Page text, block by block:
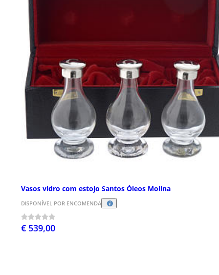
Vasos vidro com estojo Santos Óleos Molina
DISPONÍVEL POR ENCOMENDA
€ 539,00